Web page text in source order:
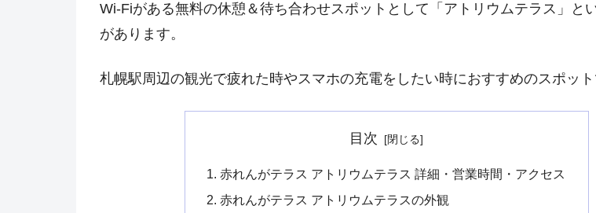
Wi-Fiがある無料の休憩＆待ち合わせスポットとして「アトリウムテラス」と
があります。
札幌駅周辺の観光で疲れた時やスマホの充電をしたい時におすすめのスポット
目次
赤れんがテラス アトリウムテラス 詳細・営業時間・アクセス
赤れんがテラス アトリウムテラスの外観